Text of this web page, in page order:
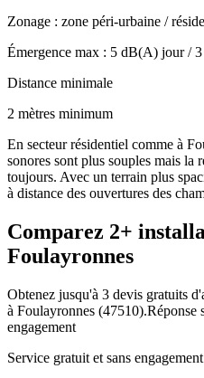
Zonage : zone péri-urbaine /
Émergence max : 5 dB(A) jour /3
Distance minimale
2 mètres minimum
En secteur résidentiel comme à
sonores sont plus souples mais la
toujours. Avec un terrain plus
à distance des ouvertures des
Comparez 2+
Foulayronnes
Obtenez jusqu'à 3 devis gratuits
à Foulayronnes (47510).Réponse
engagement
Service gratuit et sans engagement